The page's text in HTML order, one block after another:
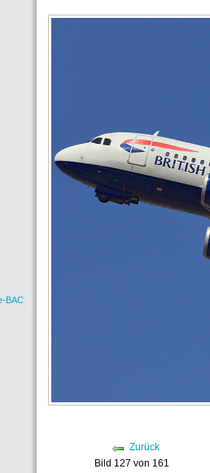
Zurück
Bild 127 von 161
BAC)